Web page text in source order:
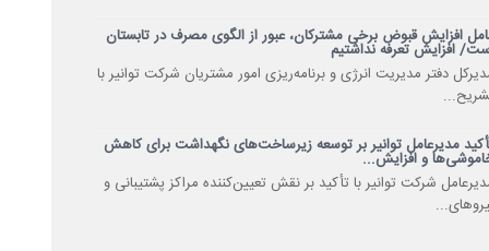
افزایش قبوض برخی مشترکان، عبور از الگوی مصرف در تابستان
افزایش تعرفه نداشتیم
دفتر مدیریت انرژی و برنامه‌ریزی امور مشتریان شرکت توانیر با
مدیرعامل توانیر بر توسعه زیرساخت‌های نگهداشت برای کاهش
و افزایش...
شرکت توانیر با تأکید بر نقش تعیین‌کننده مراکز پشتیبانی و